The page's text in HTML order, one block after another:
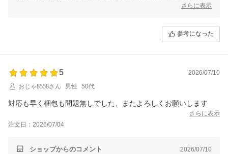
さらに表示
参考になった
5
2026/07/10
おじゃ8558さん
男性 50代
対応も早く梱包も問題無しでした、またよろしくお願いします
さらに表示
注文日：2026/07/04
ショップからのコメント 2026/07/10